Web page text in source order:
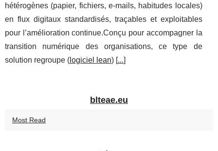
hétérogènes (papier, fichiers, e-mails, habitudes locales)
en flux digitaux standardisés, traçables et exploitables
pour l’amélioration continue.Conçu pour accompagner la
transition numérique des organisations, ce type de
solution regroupe ( logiciel lean) [...]
blteae.eu
Most Read